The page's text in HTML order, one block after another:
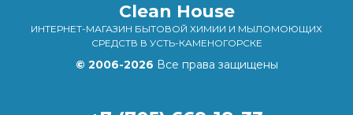
Clean House
ИНТЕРНЕТ-МАГАЗИН БЫТОВОЙ ХИМИИ И МЫЛОМОЮЩИХ
СРЕДСТВ В УСТЬ-КАМЕНОГОРСКЕ
© 2006-2026 Все права защищены